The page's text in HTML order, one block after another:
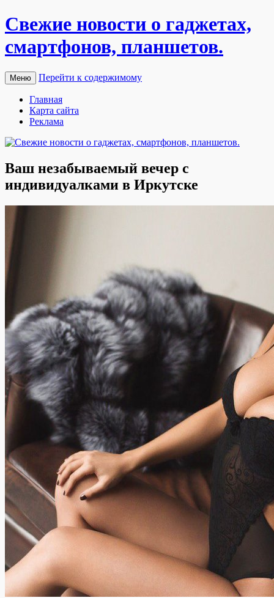
Свежие новости о гаджетах,
смартфонов, планшетов.
Меню Перейти к содержимому
Главная
Карта сайта
Реклама
Ваш незабываемый вечер с
индивидуалками в Иркутске